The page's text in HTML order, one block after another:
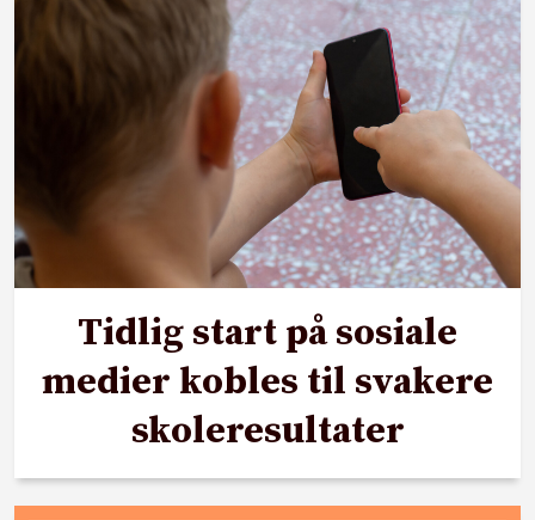
Tidlig start på sosiale
medier kobles til svakere
skoleresultater